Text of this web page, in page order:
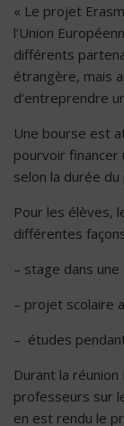
« Le projet
l’Union
différents
étrangère, mais
d’entreprendre
Une bourse est
pourvoir
selon la durée
Pour les élèves,
différentes
– stage dans
– projet scolaire
– études
Durant la
professeurs sur
en est rendu le